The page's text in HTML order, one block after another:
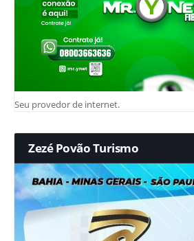
Seu provedor de internet.
Zezé Povão Turismo